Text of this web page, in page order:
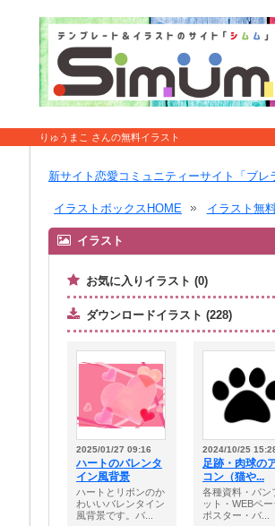
りゅうまこ さんの無料イラスト
新サイト恋愛コミュニティーサイト「ブレ
イラストボックスHOME イラスト無
イラスト
お気に入りイラスト (0)
ダウンロードイラスト (228)
2025/01/27 09:16
ハートのバレンタ
イン風背景
ハートとリボンのか
わいいバレンタイン
風背景です。バ...
2024/10/25
足跡・肉球の
コン（猫や...
各種資料・パン
ット・WEBペ
ポスター・バ...